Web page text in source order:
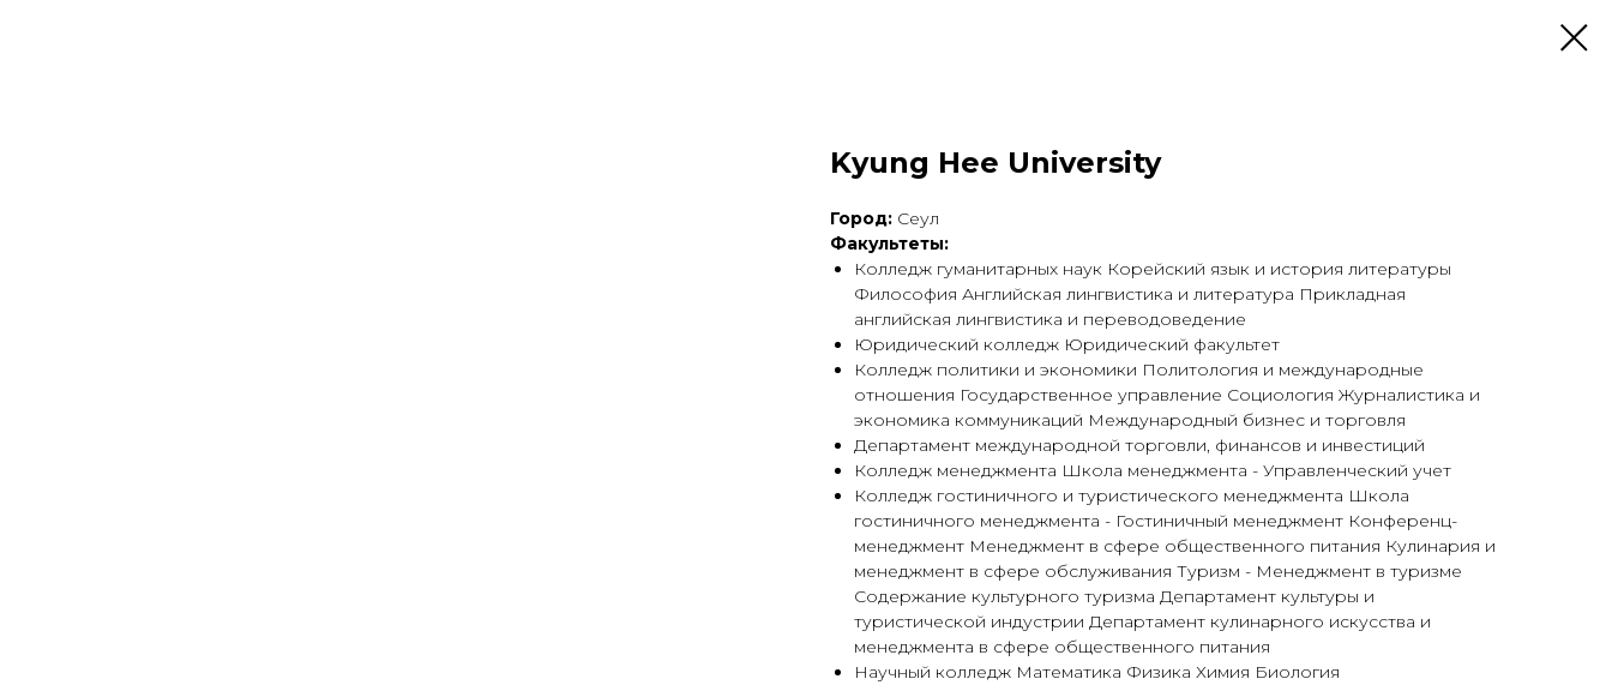
Kyung Hee University
Город: Сеул
Факультеты:
Колледж гуманитарных наук Корейский язык и история литературы
Философия Английская лингвистика и литература Прикладная
английская лингвистика и переводоведение
Юридический колледж Юридический факультет
Колледж политики и экономики Политология и международные
отношения Государственное управление Социология Журналистика и
экономика коммуникаций Международный бизнес и торговля
Департамент международной торговли, финансов и инвестиций
Колледж менеджмента Школа менеджмента - Управленческий учет
Колледж гостиничного и туристического менеджмента Школа
гостиничного менеджмента - Гостиничный менеджмент Конференц-
менеджмент Менеджмент в сфере общественного питания Кулинария и
менеджмент в сфере обслуживания Туризм - Менеджмент в туризме
Содержание культурного туризма Департамент культуры и
туристической индустрии Департамент кулинарного искусства и
менеджмента в сфере общественного питания
Научный колледж Математика Физика Химия Биология